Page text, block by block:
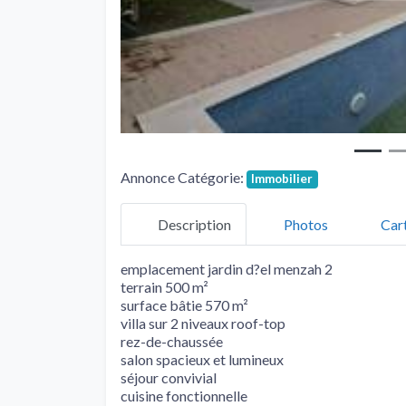
Annonce Catégorie: Immobilier
Description Photos
emplacement jardin d?el menzah 2
terrain 500 m²
surface bâtie 570 m²
villa sur 2 niveaux roof-top
rez-de-chaussée
salon spacieux et lumineux
séjour convivial
cuisine fonctionnelle